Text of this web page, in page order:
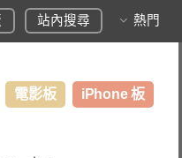
站內搜尋 熱門
電影板 iPhone 板